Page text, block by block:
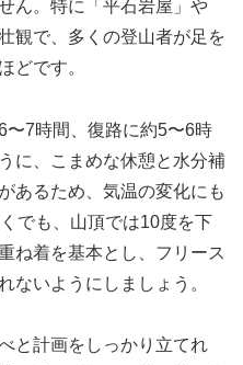
ん。特に「平石岩屋」や
観で、多くの登山者が足を
どです。
〜7時間、復路に約5〜6時
に、こまめな休憩と水分補
あるため、気温の変化にも
でも、山頂では10度を下
ね着を基本とし、フリース
ないようにしましょう。
と計画をしっかり立てれ